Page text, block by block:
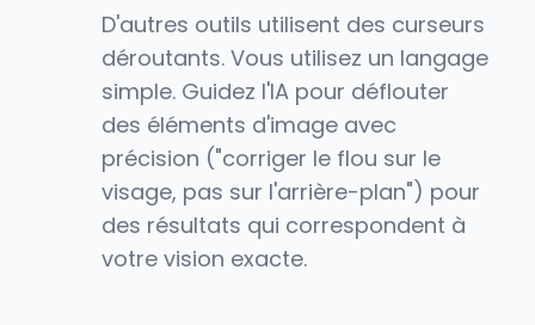
D'autres outils utilisent des curseurs
déroutants. Vous utilisez un langage
simple. Guidez l'IA pour déflouter
des éléments d'image avec
précision ("corriger le flou sur le
visage, pas sur l'arrière-plan") pour
des résultats qui correspondent à
votre vision exacte.